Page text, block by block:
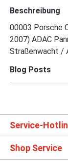
Beschreibung
00003 Porsche
2007) ADAC
Straßenwacht /
Blog Posts
Service-
Shop Service